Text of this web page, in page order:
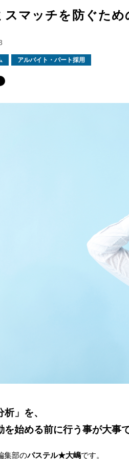
スマッチを防ぐため
アルバイト・パート採用
析」を、
を始める前に行う事が大事
集部のパステル★大嶋です。